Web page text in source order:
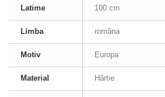
Latime 100 cm
Limba româna
Motiv Europa
Material Hârtie